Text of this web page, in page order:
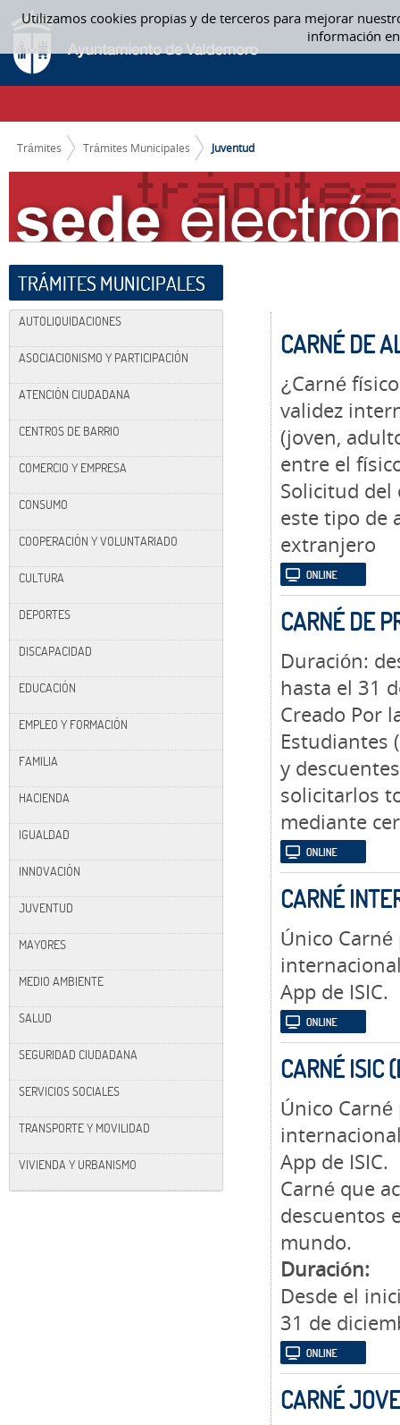
Utilizamos cookies propias y de terceros para mejorar
información
Saltar al contenido
JUVENTUD
CAMINO DE MIGAS
Trámites Trámites Municipales Juventud
TRÁMITES MUNICIPALES
AUTOLIQUIDACIONES
ASOCIACIONISMO Y PARTICIPACIÓN
ATENCIÓN CIUDADANA
CENTROS DE BARRIO
COMERCIO Y EMPRESA
CONSUMO
COOPERACIÓN Y VOLUNTARIADO
CULTURA
DEPORTES
DISCAPACIDAD
EDUCACIÓN
EMPLEO Y FORMACIÓN
FAMILIA
HACIENDA
IGUALDAD
INNOVACIÓN
JUVENTUD
MAYORES
MEDIO AMBIENTE
SALUD
SEGURIDAD CIUDADANA
SERVICIOS SOCIALES
TRANSPORTE Y MOVILIDAD
VIVIENDA Y URBANISMO
CARNÉ DE
¿Carné
validez
(joven,
entre el
Solicitud del
este tipo de
extranjero
CARNÉ DE
Duración:
hasta el 31
Creado Por
Estudiantes
y
solicitarlos
mediante
CARNÉ
Único Carné
App de ISIC.
CARNÉ ISIC
Único Carné
App de ISIC.
Carné que
descuentos
mundo.
Duración:
Desde el
31 de
CARNÉ